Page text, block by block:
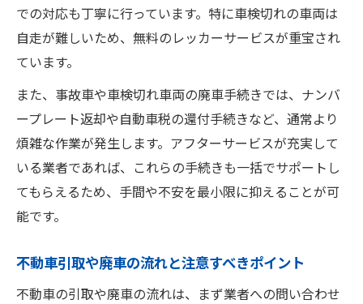
での対応も丁寧に行っています。特に車検切れの車両は
自走が難しいため、無料のレッカーサービスが重宝され
ています。
また、事故車や車検切れ車両の廃車手続きでは、ナンバ
ープレート返却や自動車税の還付手続きなど、通常より
煩雑な作業が発生します。アフターサービスが充実して
いる業者であれば、これらの手続きも一括でサポートし
てもらえるため、手間や不安を最小限に抑えることが可
能です。
不動車引取や廃車の流れと注意すべきポイント
不動車の引取や廃車の流れは、まず業者への問い合わせ